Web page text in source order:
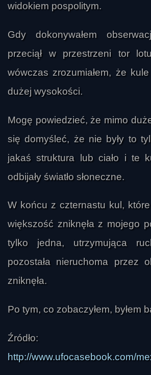
widokiem pospolitym.
Gdy dokonywałem
przeciął w przestrzeni tor
wówczas zrozumiałem, że
dużej wysokości.
Mogę powiedzieć, że mimo
się domyśleć, że nie były to
jakaś struktura lub ciało i te
odbijały światło słoneczne.
W końcu z czternastu kul,
większość zniknęła z mojego
tylko jedna, utrzymująca
pozostała nieruchoma przez
zniknęła.
Po tym, co zobaczyłem, byłem
Źródło:
http://www.ufocasebook.com/